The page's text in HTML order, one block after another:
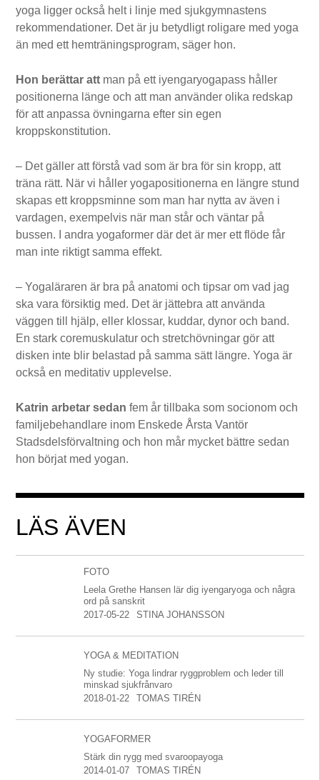
yoga ligger också helt i linje med sjukgymnastens
rekommendationer. Det är ju betydligt roligare med yoga
än med ett hemträningsprogram, säger hon.
Hon berättar att man på ett iyengaryogapass håller
positionerna länge och att man använder olika redskap
för att anpassa övningarna efter sin egen
kroppskonstitution.
– Det gäller att förstå vad som är bra för sin kropp, att
träna rätt. När vi håller yogapositionerna en längre stund
skapas ett kroppsminne som man har nytta av även i
vardagen, exempelvis när man står och väntar på
bussen. I andra yogaformer där det är mer ett flöde får
man inte riktigt samma effekt.
– Yogaläraren är bra på anatomi och tipsar om vad jag
ska vara försiktig med. Det är jättebra att använda
väggen till hjälp, eller klossar, kuddar, dynor och band.
En stark coremuskulatur och stretchövningar gör att
disken inte blir belastad på samma sätt längre. Yoga är
också en meditativ upplevelse.
Katrin arbetar sedan fem år tillbaka som socionom och
familjebehandlare inom Enskede Årsta Vantör
Stadsdelsförvaltning och hon mår mycket bättre sedan
hon börjat med yogan.
LÄS ÄVEN
FOTO
Leela Grethe Hansen lär dig iyengaryoga och några
ord på sanskrit
2017-05-22
STINA JOHANSSON
YOGA & MEDITATION
Ny studie: Yoga lindrar ryggproblem och leder till
minskad sjukfrånvaro
2018-01-22
TOMAS TIRÉN
YOGAFORMER
Stärk din rygg med svaroopayoga
2014-01-07
TOMAS TIRÉN